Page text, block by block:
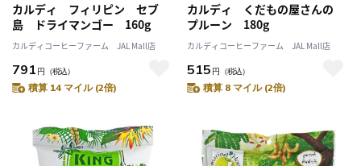
カルディ フィリピン セブ
島 ドライマンゴー 160g
カルディコーヒーファーム JAL Mall店
791 円 （税込）
積算 14 マイル (2倍)
カルディ くだもの屋さんの
プルーン 180g
カルディコーヒーファーム JAL Mall店
515 円 （税込）
積算 8 マイル (2倍)